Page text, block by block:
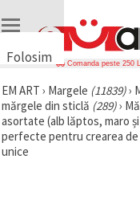
Folosim
uri
🍪 Folosim
cookie-uri
și
tehnologii
Comanda peste 250
EM ART › Margele (11839)›
mărgele din sticlă (289)›
asortate (alb lăptos, maro
perfecte pentru crearea
unice